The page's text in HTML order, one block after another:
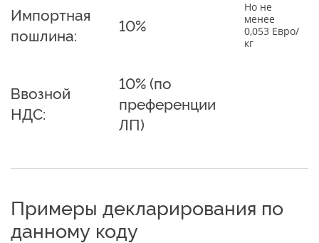
Импортная
пошлина:
10%
Но не
менее
0,053 Евро/
кг
Ввозной
НДС:
10% (по
преференции
ЛП)
Примеры декларирования по
данному коду